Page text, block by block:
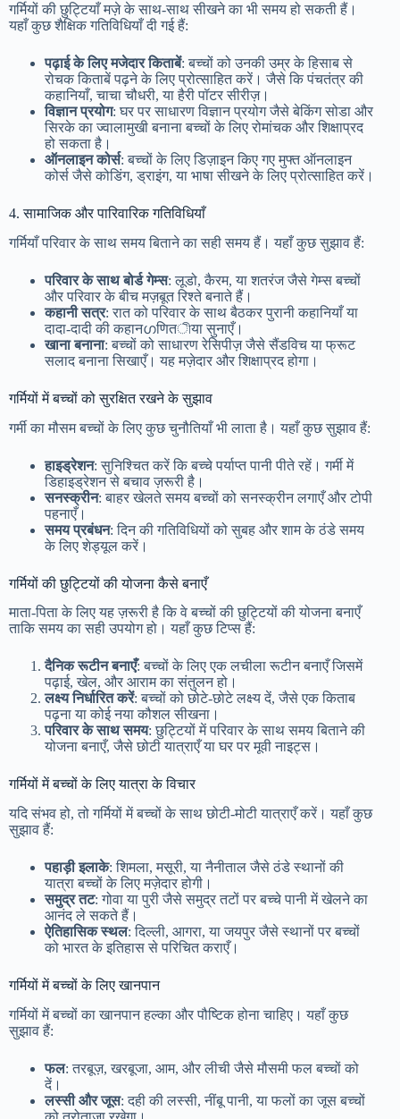
गर्मियों की छुट्टियाँ मज़े के साथ-साथ सीखने का भी समय हो सकती हैं।
यहाँ कुछ शैक्षिक गतिविधियाँ दी गई हैं:
पढ़ाई के लिए मजेदार किताबें: बच्चों को उनकी उम्र के हिसाब से
रोचक किताबें पढ़ने के लिए प्रोत्साहित करें। जैसे कि पंचतंत्र की
कहानियाँ, चाचा चौधरी, या हैरी पॉटर सीरीज़।
विज्ञान प्रयोग: घर पर साधारण विज्ञान प्रयोग जैसे बेकिंग सोडा और
सिरके का ज्वालामुखी बनाना बच्चों के लिए रोमांचक और शिक्षाप्रद
हो सकता है।
ऑनलाइन कोर्स: बच्चों के लिए डिज़ाइन किए गए मुफ्त ऑनलाइन
कोर्स जैसे कोडिंग, ड्राइंग, या भाषा सीखने के लिए प्रोत्साहित करें।
4. सामाजिक और पारिवारिक गतिविधियाँ
गर्मियाँ परिवार के साथ समय बिताने का सही समय हैं। यहाँ कुछ सुझाव हैं:
परिवार के साथ बोर्ड गेम्स: लूडो, कैरम, या शतरंज जैसे गेम्स बच्चों
और परिवार के बीच मज़बूत रिश्ते बनाते हैं।
कहानी सत्र: रात को परिवार के साथ बैठकर पुरानी कहानियाँ या
दादा-दादी की कहानഗणितীया सुनाएँ।
खाना बनाना: बच्चों को साधारण रेसिपीज़ जैसे सैंडविच या फ्रूट
सलाद बनाना सिखाएँ। यह मज़ेदार और शिक्षाप्रद होगा।
गर्मियों में बच्चों को सुरक्षित रखने के सुझाव
गर्मी का मौसम बच्चों के लिए कुछ चुनौतियाँ भी लाता है। यहाँ कुछ सुझाव हैं:
हाइड्रेशन: सुनिश्चित करें कि बच्चे पर्याप्त पानी पीते रहें। गर्मी में
डिहाइड्रेशन से बचाव ज़रूरी है।
सनस्क्रीन: बाहर खेलते समय बच्चों को सनस्क्रीन लगाएँ और टोपी
पहनाएँ।
समय प्रबंधन: दिन की गतिविधियों को सुबह और शाम के ठंडे समय
के लिए शेड्यूल करें।
गर्मियों की छुट्टियों की योजना कैसे बनाएँ
माता-पिता के लिए यह ज़रूरी है कि वे बच्चों की छुट्टियों की योजना बनाएँ
ताकि समय का सही उपयोग हो। यहाँ कुछ टिप्स हैं:
दैनिक रूटीन बनाएँ: बच्चों के लिए एक लचीला रूटीन बनाएँ जिसमें
पढ़ाई, खेल, और आराम का संतुलन हो।
लक्ष्य निर्धारित करें: बच्चों को छोटे-छोटे लक्ष्य दें, जैसे एक किताब
पढ़ना या कोई नया कौशल सीखना।
परिवार के साथ समय: छुट्टियों में परिवार के साथ समय बिताने की
योजना बनाएँ, जैसे छोटी यात्राएँ या घर पर मूवी नाइट्स।
गर्मियों में बच्चों के लिए यात्रा के विचार
यदि संभव हो, तो गर्मियों में बच्चों के साथ छोटी-मोटी यात्राएँ करें। यहाँ कुछ
सुझाव हैं:
पहाड़ी इलाके: शिमला, मसूरी, या नैनीताल जैसे ठंडे स्थानों की
यात्रा बच्चों के लिए मज़ेदार होगी।
समुद्र तट: गोवा या पुरी जैसे समुद्र तटों पर बच्चे पानी में खेलने का
आनंद ले सकते हैं।
ऐतिहासिक स्थल: दिल्ली, आगरा, या जयपुर जैसे स्थानों पर बच्चों
को भारत के इतिहास से परिचित कराएँ।
गर्मियों में बच्चों के लिए खानपान
गर्मियों में बच्चों का खानपान हल्का और पौष्टिक होना चाहिए। यहाँ कुछ
सुझाव हैं:
फल: तरबूज़, खरबूजा, आम, और लीची जैसे मौसमी फल बच्चों को
दें।
लस्सी और जूस: दही की लस्सी, नींबू पानी, या फलों का जूस बच्चों